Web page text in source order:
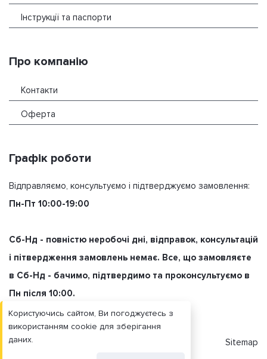
Інструкції та паспорти
Про компанію
Контакти
Оферта
Графік роботи
Відправляємо, консультуємо і підтверджуємо замовлення:
Пн-Пт 10:00-19:00
Сб-Нд - повністю неробочі дні, відправок, консультацій
і пітвердження замовлень немає. Все, що замовляєте
в Сб-Нд - бачимо, підтвердимо та проконсультуємо в
Пн після 10:00.
Sitemap
Користуючись сайтом, Ви погоджуєтесь з
використанням cookie для зберігання
даних.